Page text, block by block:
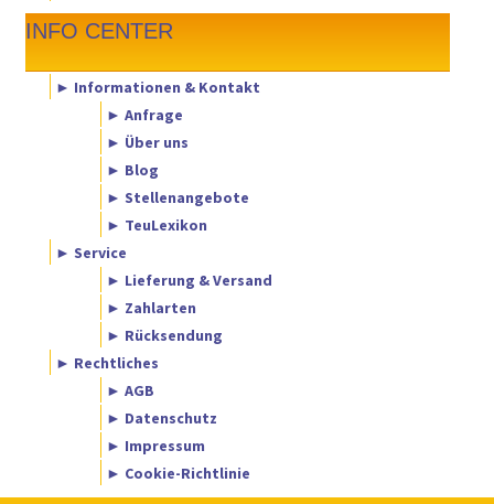
INFO CENTER
► Informationen & Kontakt
► Anfrage
► Über uns
► Blog
► Stellenangebote
► TeuLexikon
► Service
► Lieferung & Versand
► Zahlarten
► Rücksendung
► Rechtliches
► AGB
► Datenschutz
► Impressum
► Cookie-Richtlinie